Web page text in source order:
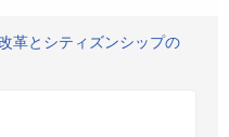
革とシティズンシップの